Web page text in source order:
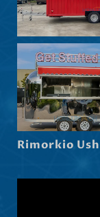
Rimorkio